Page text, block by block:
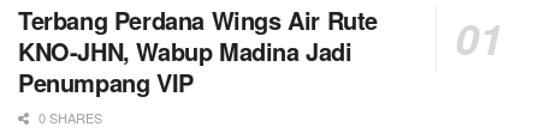
Terbang Perdana Wings Air Rute
KNO-JHN, Wabup Madina Jadi
Penumpang VIP
0 SHARES